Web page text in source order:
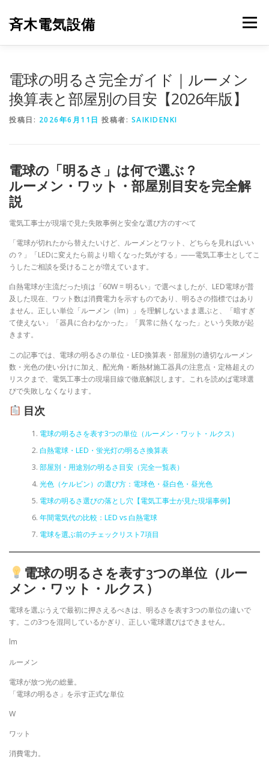
斉木電気設備 メニュー
電球の明るさ完全ガイド｜ルーメン
換算表と部屋別の目安【2026年版】
投稿日: 2026年6月11日 投稿者: SAIKIDENKI
電球の「明るさ」は何で選ぶ？
ルーメン・ワット・部屋別目安を完全解
説
電気工事士が現場で見た失敗事例と安全な選び方のすべて
「電球が切れたから替えたいけど、ルーメンとワット、どちらを見ればいい
の？」「LEDに変えたら前より暗くなった気がする」——電気工事士としてこ
うしたご相談を受けることが増えています。
白熱電球が主流だった頃は「60W = 明るい」で選べましたが、LED電球が普
及した現在、ワット数は消費電力を示すものであり、明るさの指標ではあり
ません。正しい単位「ルーメン（lm）」を理解しないまま選ぶと、「暗すぎ
て使えない」「器具に合わなかった」「異常に熱くなった」という失敗が起
きます。
この記事では、電球の明るさの単位・LED換算表・部屋別の適切なルーメン
数・光色の使い分けに加え、配光角・断熱材施工器具の注意点・定格超えの
リスクまで、電気工事士の現場目線で徹底解説します。これを読めば電球選
びで失敗しなくなります。
目次
電球の明るさを表す3つの単位（ルーメン・ワット・ルクス）
白熱電球・LED・蛍光灯の明るさ換算表
部屋別・用途別の明るさ目安（完全一覧表）
光色（ケルビン）の選び方：電球色・昼白色・昼光色
電球の明るさ選びの落とし穴【電気工事士が見た現場事例】
年間電気代の比較：LED vs 白熱電球
電球を選ぶ前のチェックリスト7項目
電球の明るさを表す3つの単位（ルー
メン・ワット・ルクス）
電球を選ぶうえで最初に押さえるべきは、明るさを表す3つの単位の違いで
す。この3つを混同しているかぎり、正しい電球選びはできません。
lm
ルーメン
電球が放つ光の総量。
「電球の明るさ」を示す正式な単位
W
ワット
消費電力。